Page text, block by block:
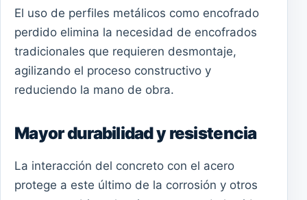
El uso de perfiles metálicos como encofrado
perdido elimina la necesidad de encofrados
tradicionales que requieren desmontaje,
agilizando el proceso constructivo y
reduciendo la mano de obra.
Mayor durabilidad y resistencia
La interacción del concreto con el acero
protege a este último de la corrosión y otros